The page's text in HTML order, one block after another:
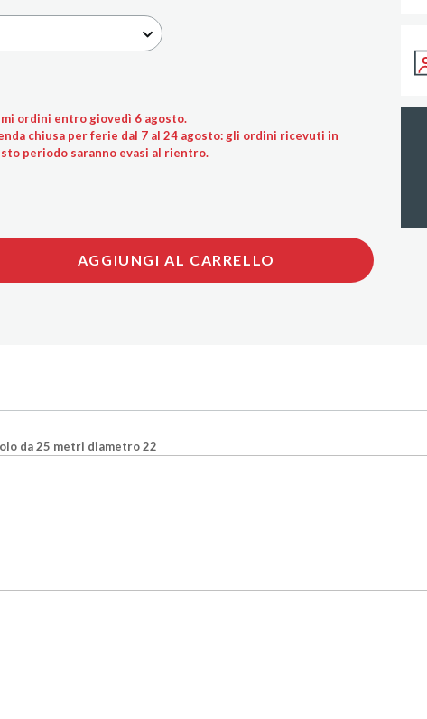
ordini entro giovedì 6 agosto.
chiusa per ferie dal 7 al 24 agosto: gli ordini ricevuti in
periodo saranno evasi al rientro.
AGGIUNGI AL CARRELLO
da 25 metri diametro 22